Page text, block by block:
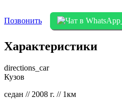
Позвонить
Характеристики
directions_car
Кузов
седан // 2008 г. // 1км